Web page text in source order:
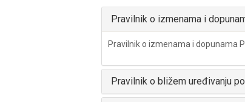
Pravilnik o izmenama i
Pravilnik o izmenama i dopunama
Pravilnik o bližem uređivanju